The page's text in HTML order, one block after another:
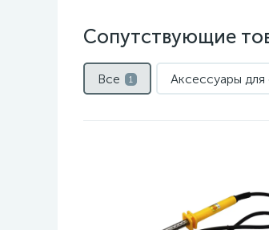
Сопутствующие
Все 1 Аксессуары